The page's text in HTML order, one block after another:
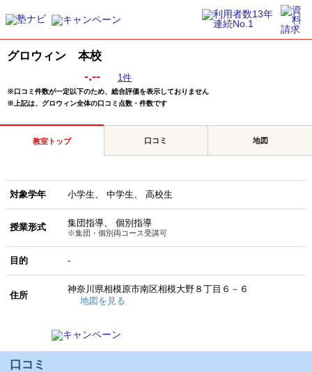
グロウィン 本校
-.-- 1件
※口コミ件数が一定以下のため、総合評価を表示しておりません
※上記は、グロウィン全体の口コミ点数・件数です
教室トップ 口コミ 地図
対象学年 小学生 中学生 高校生
授業形式 集団指導 個別指導
※集団・個別両コース受講可
目的 -
住所
神奈川県相模原市南区相模大野８丁目６－６
地図を見る
口コミ